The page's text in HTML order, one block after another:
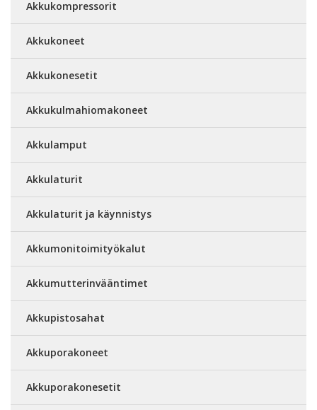
Akkukompressorit
Akkukoneet
Akkukonesetit
Akkukulmahiomakoneet
Akkulamput
Akkulaturit
Akkulaturit ja käynnistys
Akkumonitoimityökalut
Akkumutterinvääntimet
Akkupistosahat
Akkuporakoneet
Akkuporakonesetit